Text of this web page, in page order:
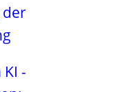
-